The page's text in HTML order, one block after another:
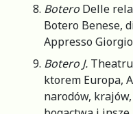
Botero Delle
Botero Benese,
Appresso
Botero J.
ktorem Europa,
narodów,